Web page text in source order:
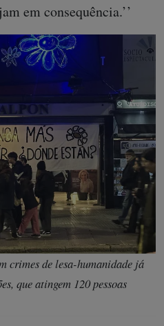
em consequência.’’
crimes de lesa-humanidade já
que atingem 120 pessoas